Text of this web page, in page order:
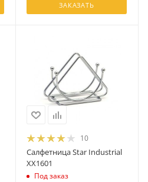
ЗАКАЗАТЬ
10
Салфетница Star Industrial
XX1601
Под заказ